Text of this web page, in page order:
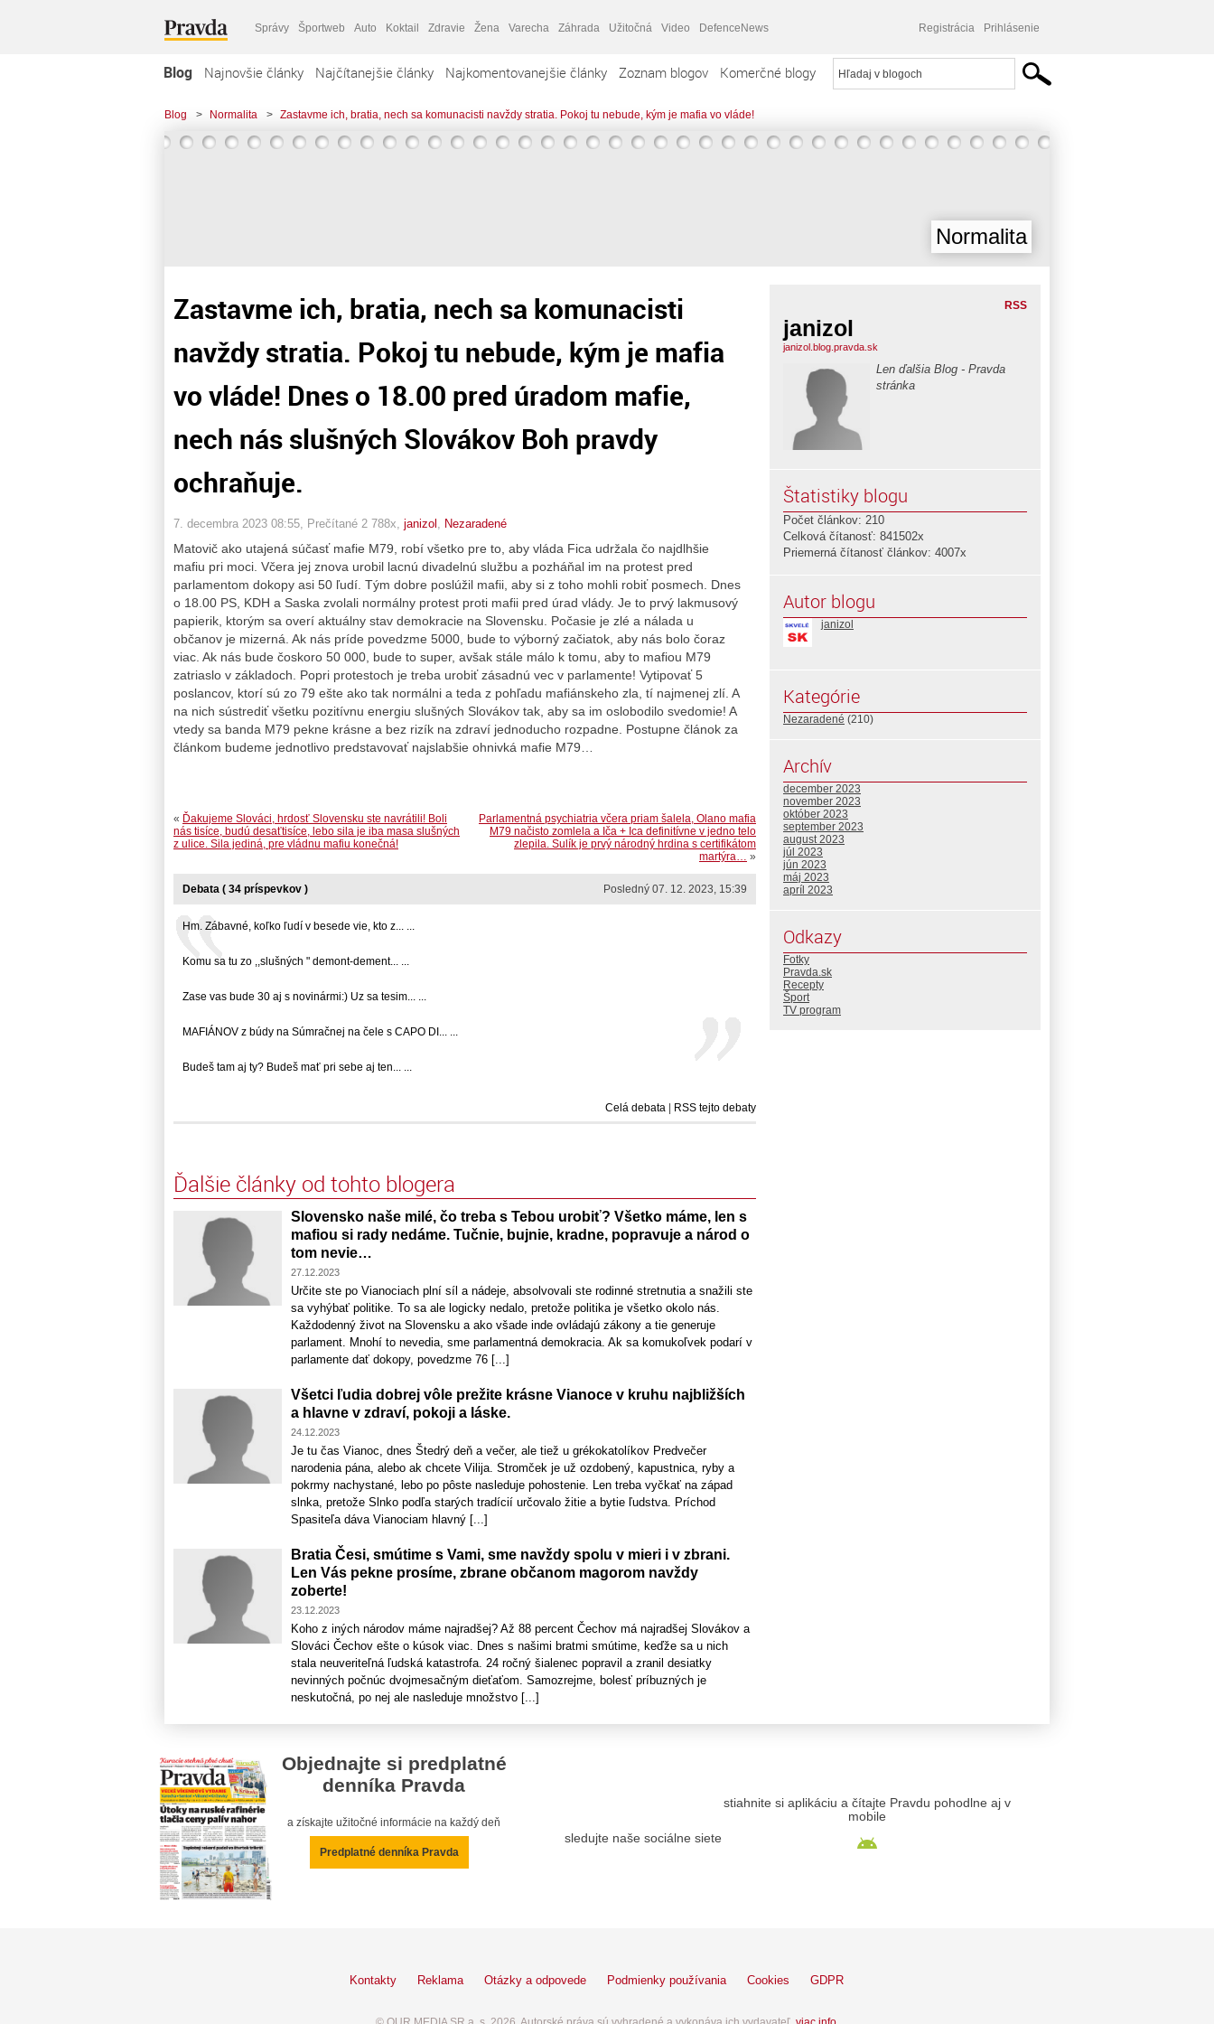
Správy Športweb Auto Koktail Zdravie Žena Varecha Záhrada Užitočná Video DefenceNews Registrácia Prihlásenie
Blog Najnovšie články Najčítanejšie články Najkomentovanejšie články Zoznam blogov Komerčné blogy
Blog > Normalita > Zastavme ich, bratia, nech sa komunacisti navždy stratia. Pokoj tu nebude, kým je mafia vo vláde!
Normalita
Zastavme ich, bratia, nech sa komunacisti
navždy stratia. Pokoj tu nebude, kým je mafia
vo vláde! Dnes o 18.00 pred úradom mafie,
nech nás slušných Slovákov Boh pravdy
ochraňuje.
7. decembra 2023 08:55 , Prečítané 2 788x, janizol Nezaradené
Matovič ako utajená súčasť mafie M79, robí všetko pre to, aby vláda Fica udržala čo najdlhšie
mafiu pri moci. Včera jej znova urobil lacnú divadelnú službu a pozháňal im na protest pred
parlamentom dokopy asi 50 ľudí. Tým dobre poslúžil mafii, aby si z toho mohli robiť posmech. Dnes
o 18.00 PS, KDH a Saska zvolali normálny protest proti mafii pred úrad vlády. Je to prvý lakmusový
papierik, ktorým sa overí aktuálny stav demokracie na Slovensku. Počasie je zlé a nálada u
občanov je mizerná. Ak nás príde povedzme 5000, bude to výborný začiatok, aby nás bolo čoraz
viac. Ak nás bude čoskoro 50 000, bude to super, avšak stále málo k tomu, aby to mafiou M79
zatriaslo v základoch. Popri protestoch je treba urobiť zásadnú vec v parlamente! Vytipovať 5
poslancov, ktorí sú zo 79 ešte ako tak normálni a teda z pohľadu mafiánskeho zla, tí najmenej zlí. A
na nich sústrediť všetku pozitívnu energiu slušných Slovákov tak, aby sa im oslobodilo svedomie! A
vtedy sa banda M79 pekne krásne a bez rizík na zdraví jednoducho rozpadne. Postupne článok za
článkom budeme jednotlivo predstavovať najslabšie ohnivká mafie M79…
Parlamentná psychiatria včera priam šalela, Olano mafia
M79 načisto zomlela a Iča + Ica definitívne v jedno telo
zlepila. Sulík je prvý národný hrdina s certifikátom
martýra…
»
« Ďakujeme Slováci, hrdosť Slovensku ste navrátili! Boli
nás tisíce, budú desaťtisíce, lebo sila je iba masa slušných
z ulice. Sila jediná, pre vládnu mafiu konečná!
Posledný 07. 12. 2023, 15:39
Debata ( 34 príspevkov )
Hm. Zábavné, koľko ľudí v besede vie, kto z... ...
Komu sa tu zo ,,slušných " demont-dement... ...
Zase vas bude 30 aj s novinármi:) Uz sa tesim... ...
MAFIÁNOV z búdy na Súmračnej na čele s CAPO DI... ...
Budeš tam aj ty? Budeš mať pri sebe aj ten... ...
Celá debata | RSS tejto debaty
Ďalšie články od tohto blogera
Slovensko naše milé, čo treba s Tebou urobiť? Všetko máme, len s
mafiou si rady nedáme. Tučnie, bujnie, kradne, popravuje a národ o
tom nevie…
27.12.2023
Určite ste po Vianociach plní síl a nádeje, absolvovali ste rodinné stretnutia a snažili ste
sa vyhýbať politike. To sa ale logicky nedalo, pretože politika je všetko okolo nás.
Každodenný život na Slovensku a ako všade inde ovládajú zákony a tie generuje
parlament. Mnohí to nevedia, sme parlamentná demokracia. Ak sa komukoľvek podarí v
parlamente dať dokopy, povedzme 76 [...]
Všetci ľudia dobrej vôle prežite krásne Vianoce v kruhu najbližších
a hlavne v zdraví, pokoji a láske.
24.12.2023
Je tu čas Vianoc, dnes Štedrý deň a večer, ale tiež u grékokatolíkov Predvečer
narodenia pána, alebo ak chcete Vilija. Stromček je už ozdobený, kapustnica, ryby a
pokrmy nachystané, lebo po pôste nasleduje pohostenie. Len treba vyčkať na západ
slnka, pretože Slnko podľa starých tradícií určovalo žitie a bytie ľudstva. Príchod
Spasiteľa dáva Vianociam hlavný [...]
Bratia Česi, smútime s Vami, sme navždy spolu v mieri i v zbrani.
Len Vás pekne prosíme, zbrane občanom magorom navždy
zoberte!
23.12.2023
Koho z iných národov máme najradšej? Až 88 percent Čechov má najradšej Slovákov a
Slováci Čechov ešte o kúsok viac. Dnes s našimi bratmi smútime, keďže sa u nich
stala neuveriteľná ľudská katastrofa. 24 ročný šialenec popravil a zranil desiatky
nevinných počnúc dvojmesačným dieťaťom. Samozrejme, bolesť príbuzných je
neskutočná, po nej ale nasleduje množstvo [...]
RSS
janizol
janizol.blog.pravda.sk
Len ďalšia Blog - Pravda
stránka
Štatistiky blogu
Počet článkov: 210
Celková čítanosť: 841502x
Priemerná čítanosť článkov: 4007x
Autor blogu
janizol
Kategórie
Nezaradené (210)
Archív
december 2023
november 2023
október 2023
september 2023
august 2023
júl 2023
jún 2023
máj 2023
apríl 2023
Odkazy
Fotky
Pravda.sk
Recepty
Šport
TV program
Objednajte si predplatné
denníka Pravda
a získajte užitočné informácie na každý deň
Predplatné denníka Pravda
sledujte naše sociálne siete
stiahnite si aplikáciu a čítajte Pravdu pohodlne aj v
mobile
Kontakty Reklama Otázky a odpovede Podmienky používania Cookies GDPR